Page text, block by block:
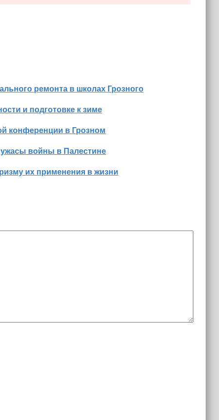
ремонта в школах Грозного
и подготовке к зиме
конференции в Грозном
войны в Палестине
их применения в жизни